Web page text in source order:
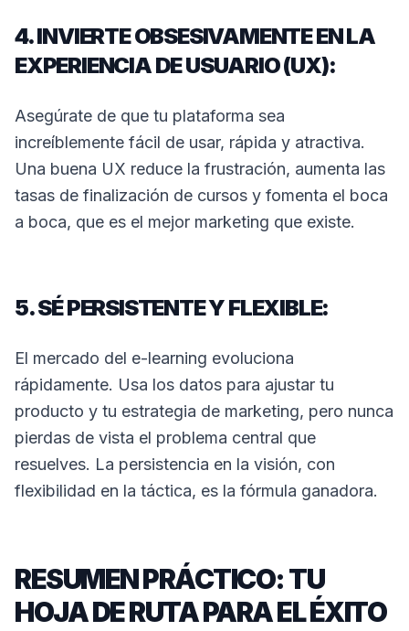
4. INVIERTE OBSESIVAMENTE EN LA
EXPERIENCIA DE USUARIO (UX):
Asegúrate de que tu plataforma sea
increíblemente fácil de usar, rápida y atractiva.
Una buena UX reduce la frustración, aumenta las
tasas de finalización de cursos y fomenta el boca
a boca, que es el mejor marketing que existe.
5. SÉ PERSISTENTE Y FLEXIBLE:
El mercado del e-learning evoluciona
rápidamente. Usa los datos para ajustar tu
producto y tu estrategia de marketing, pero nunca
pierdas de vista el problema central que
resuelves. La persistencia en la visión, con
flexibilidad en la táctica, es la fórmula ganadora.
RESUMEN PRÁCTICO: TU
HOJA DE RUTA PARA EL ÉXITO